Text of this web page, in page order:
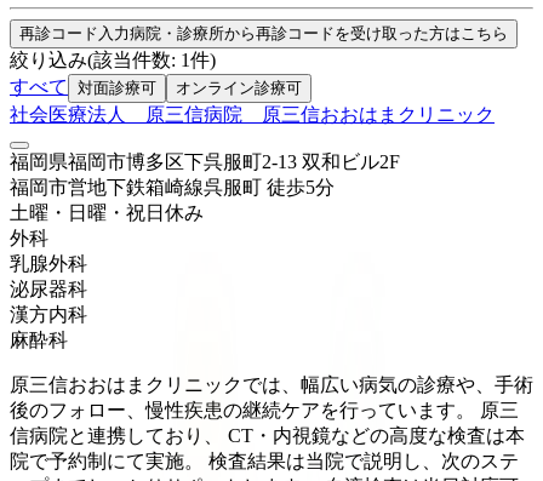
再診コード入力病院・診療所から再診コードを受け取った方はこちら
絞り込み(該当件数: 1件)
すべて
対面診療可 オンライン診療可
社会医療法人 原三信病院 原三信おおはまクリニック
福岡県福岡市博多区下呉服町2-13 双和ビル2F
福岡市営地下鉄箱崎線呉服町 徒歩5分
土曜・日曜・祝日 休み
外科
乳腺外科
泌尿器科
漢方内科
麻酔科
原三信おおはまクリニックでは、幅広い病気の診療や、手術
後のフォロー、慢性疾患の継続ケアを行っています。 原三
信病院と連携しており、 CT・内視鏡などの高度な検査は本
院で予約制にて実施。 検査結果は当院で説明し、次のステ